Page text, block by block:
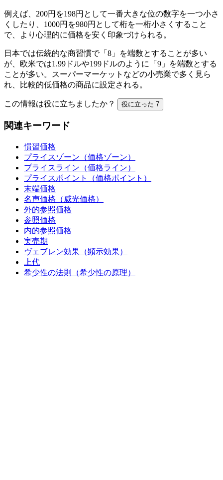
例えば、200円を198円として一番大きな位の数字を一つ小さ
くしたり、1000円を980円として桁を一桁小さくすること
で、より心理的に価格を安く印象づけられる。
日本では伝統的な商習慣で「8」を端数とすることが多い
が、欧米では1.99ドルや199ドルのように「9」を端数とする
ことが多い。スーパーマーケットなどの小売業で多く見ら
れ、比較的低価格の商品に設定される。
この情報は役に立ちましたか？ 役に立った 7
関連キーワード
慣習価格
プライスゾーン（価格ゾーン）
プライスライン（価格ライン）
プライスポイント（価格ポイント）
末端価格
名声価格（威光価格）
外的参照価格
参照価格
内的参照価格
実売期
ヴェブレン効果（顕示効果）
上代
希少性の法則（希少性の原理）